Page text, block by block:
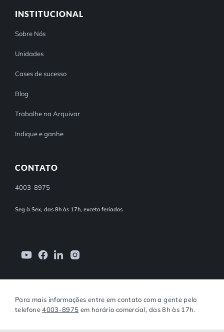
INSTITUCIONAL
Sobre Nós
Unidades
Cases de sucesso
Blog
Trabalhe na Arquivar
Indique e ganhe
CONTATO
4003-8975
Seg à Sex, das 8h às 17h, exceto feriados
Para mais informações entre em contato com a gente pelo
telefone4003-8975 em horário comercial, das 8h às 17h.